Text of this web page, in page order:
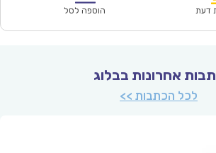
₪100.00.דעת הוספה לסל
אחרונות בבלוג
לכל הכתבות >>